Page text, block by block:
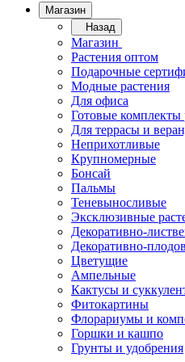
Магазин
Назад
Магазин
Растения оптом
Подарочные
Модные растения
Для офиса
Готовые
Для террасы и
Неприхотливые
Крупномерные
Бонсай
Пальмы
Теневыносливые
Эксклюзивные
Декоративно-
Декоративно-
Цветущие
Ампельные
Кактусы и
Фитокартины
Флорариумы и
Горшки и кашпо
Грунты и удобрения